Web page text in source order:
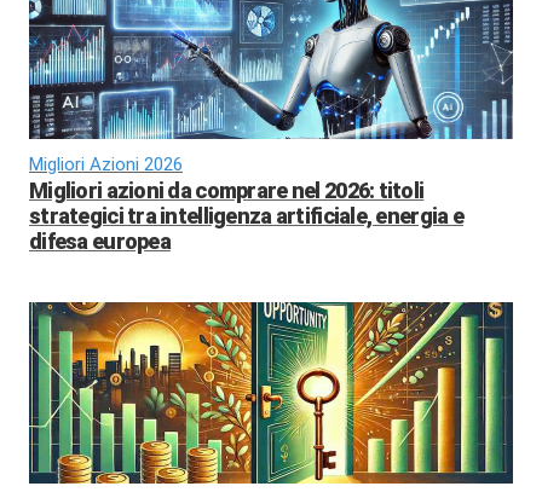
Migliori Azioni 2026
Migliori azioni da comprare nel 2026: titoli
strategici tra intelligenza artificiale, energia e
difesa europea